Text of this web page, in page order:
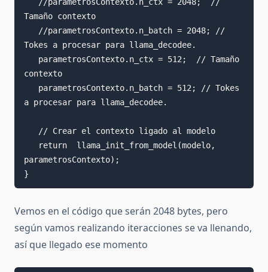
Tamaño contexto
Tokes a procesar para llama_decodee.
contexto
a procesar para llama_decodee.
parametrosContexto);
}
Vemos en el código que serán 2048 bytes, pero
según vamos realizando iteracciones se va llenando,
así que llegado ese momento